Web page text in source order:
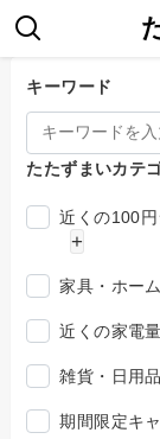
キーワード
たたずまいカテ
近くの100
+
セリア
家具・ホー
近くの家電
雑貨・日用品
期間限定キ